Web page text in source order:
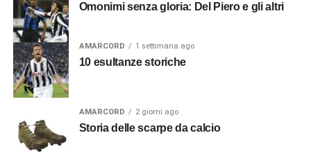
Omonimi senza gloria: Del Piero e gli altri
AMARCORD 1 settimana ago
10 esultanze storiche
AMARCORD 2 giorni ago
Storia delle scarpe da calcio